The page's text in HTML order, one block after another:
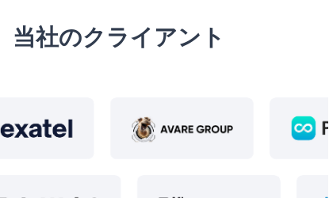
当社のクライアント